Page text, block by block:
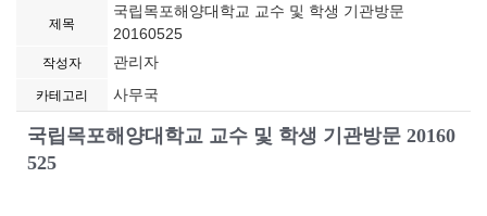
제목
국립목포해양대학교 교수 및 학생 기관방문
20160525
작성자 관리자
카테고리 사무국
국립목포해양대학교 교수 및 학생 기관방문 20160
525